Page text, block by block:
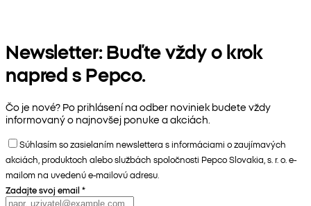
Newsletter: Buďte vždy o krok
napred s Pepco.
Čo je nové? Po prihlásení na odber noviniek budete vždy
informovaný o najnovšej ponuke a akciách.
Súhlasím so zasielaním newslettera s informáciami o zaujímavých
akciách, produktoch alebo službách spoločnosti Pepco Slovakia, s. r. o. e-
mailom na uvedenú e-mailovú adresu.
Zadajte svoj email *